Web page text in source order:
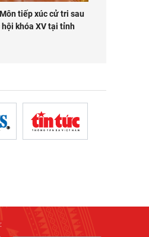
tiếp xúc cử tri sau
hội khóa XV tại tỉnh